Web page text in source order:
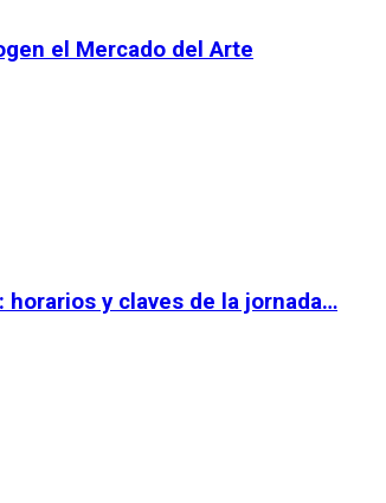
el Mercado del Arte
y claves de la jornada…